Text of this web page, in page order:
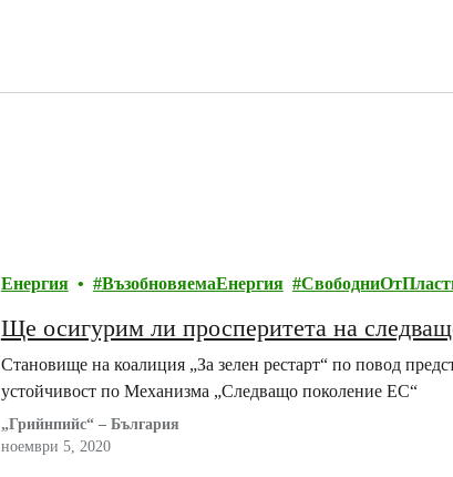
Енергия ВъзобновяемаЕнергия
Ще осигурим ли просперитета на
Становище на коалиция „За зелен рестарт“ по повод
устойчивост по Механизма „Следващо поколение ЕС“
„Грийнпийс“ – България
ноември 5, 2020